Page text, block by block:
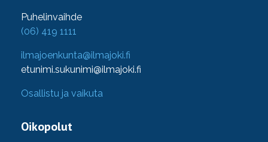
Puhelinvaihde
(06) 419 1111
ilmajoenkunta@ilmajoki.fi
etunimi.sukunimi@ilmajoki.fi
Osallistu ja vaikuta
Oikopolut